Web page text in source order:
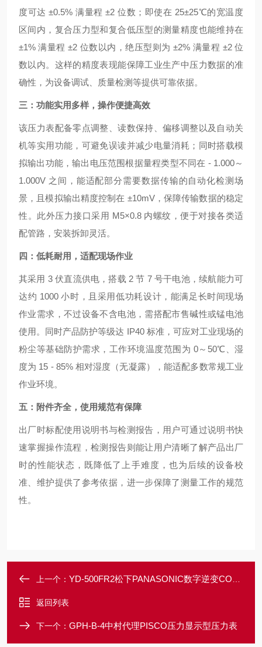
度可达 ±0.5% 满量程 ±2 位数；即使在 25±25℃的宽温度
区间内，复合压力型和复合低压型的测量精度也能维持在
±1% 满量程 ±2 位数以内，绝压型则为 ±2% 满量程 ±2 位
数以内。这样的精度表现能保障工业生产中压力数据的准
确性，为设备调试、质量检测等提供可靠依据。
三：功能实用多样，操作便捷高效
该压力表配备零点调整、读数保持、偏移调整以及自动关
机等实用功能，可避免误读并减少电量消耗；同时搭载模
拟输出功能，输出电压范围根据量程类型不同在 - 1.000～
1.000V 之间，能适配部分需要数据传输的自动化检测场
景，且模拟输出精度控制在 ±10mV，保障传输数据的稳定
性。此外压力接口采用 M5×0.8 内螺纹，便于对接各类适
配管路，安装拆卸灵活。
四：低耗耐用，适配现场作业
其采用 3 伏直流供电，搭载 2 节 7 号干电池，续航能力可
达约 1000 小时，且采用低功耗设计，能满足长时间现场
作业需求，不过设备不含电池，需搭配市售碱性或锰电池
使用。同时产品防护等级达 IP40 标准，可应对工业现场的
粉尘等基础防护需求，工作环境温度范围为 0～50℃、湿
度为 15 - 85% 相对湿度（无凝露），能适配多数常规工业
作业环境。
五：附件齐全，使用规范有保障
出厂时标配使用说明书与检测报告，用户可通过说明书快
速掌握操作流程，检测报告则能让用户清晰了解产品出厂
时的性能状态，既降低了上手难度，也为后续的设备校
准、维护提供了参考依据，进一步保障了测量工作的规范
性。
上一个： YD-500FR2松下PANASONIC数字逆变CO2/MAG焊机
返回列表
下一个： GPH-B-4中村代理PISCO压力显示型压力表